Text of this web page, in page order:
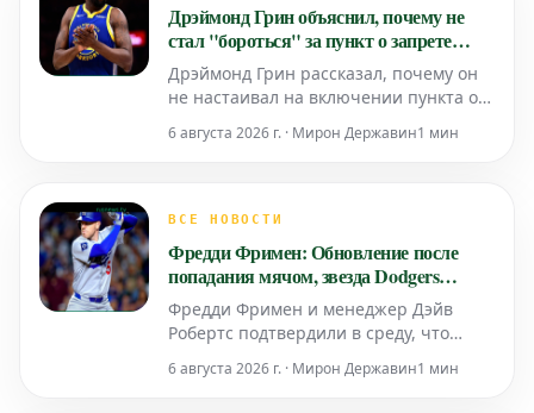
форму на тренировочных сборах
команды.
Дрэймонд Грин объяснил, почему не
стал "бороться" за пункт о запрете
обмена в новом контракте с
"Уорриорз"
Дрэймонд Грин рассказал, почему он
не настаивал на включении пункта о
с командой "Голден Стэйт Уорриорз".
протяжении многих лет, недавно
ходе обсуждений кон
6 августа 2026 г. · Мирон Державин1 мин
ВСЕ НОВОСТИ
Фредди Фримен: Обновление после
попадания мячом, звезда Dodgers
шутит о "размахивании мячом у лица"
Фредди Фримен и менеджер Дэйв
Робертс подтвердили в среду, что
всего, вернется в состав в пятницу.
6 августа 2026 г. · Мирон Державин1 мин